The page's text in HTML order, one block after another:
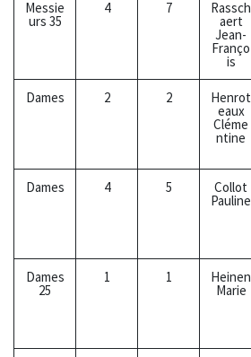
Messie
urs 35
4 7 Rassch
aert
Jean-
Franço
is
Dames 2 2 Henrot
eaux
Cléme
ntine
Dames 4 5 Collot
Pauline
Dames
25
1 1 Heinen
Marie